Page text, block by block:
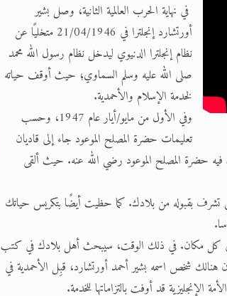
في نهاية الحرب العالمية الثانية، وصل بشير
أورتشارد إنجلترا في 21/04/1946 متخليًا عن
نظام إنجلترا الدنيوي ليدخل نظام رسول الله محمد
صلى الله عليه وسلم السماوي؛ حيث أوقف حياته
لخدمة الإسلام والأحمدية.
وفي الأول من مايو/أيار عام 1947، وحسب
تعليمات حضرة المصلح الموعود جاء إلى قاديان
حضرة المصلح الموعود رضي الله عنه. حيث ألقى
تشرف بقبوله من بلادك. كما حظيت أيضًا بتكريس حياتك
في كل مكان. في ذلك الوقت، سيبحث أهل بلادك في كتب
هنالك شخص اسمه بشير أحمد أورتشارد، قبِل الأحمدية في
الإنجليزية قد أوفت بالتزاماتها للخدمة.